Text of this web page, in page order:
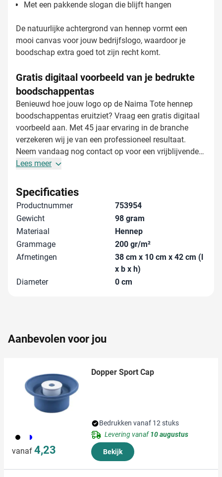
Met een pakkende slogan die blijft hangen
De natuurlijke achtergrond van hennep vormt een
mooi canvas voor jouw bedrijfslogo, waardoor je
boodschap extra goed tot zijn recht komt.
Gratis digitaal voorbeeld van je bedrukte
boodschappentas
Benieuwd hoe jouw logo op de Naima Tote hennep
boodschappentas eruitziet? Vraag een gratis digitaal
voorbeeld aan. Met 45 jaar ervaring in de branche
verzekeren wij je van een professioneel resultaat.
Neem vandaag nog contact op voor een vrijblijvende
offerte op maat - we denken graag met je mee over het
geleverd kan worden.
Lees meer
Specificaties
Productnummer
753954
Gewicht
98 gram
Materiaal
Hennep
Grammage
200 gr/m²
Afmetingen
38 cm x 10 cm x 42 cm (l
x b x h)
Diameter
0 cm
Aanbevolen voor jou
893 700
vanaf 4,23
Dopper Sport Cap
Bedrukken vanaf 12 stuks
Levering vanaf10 augustus
Bekijk